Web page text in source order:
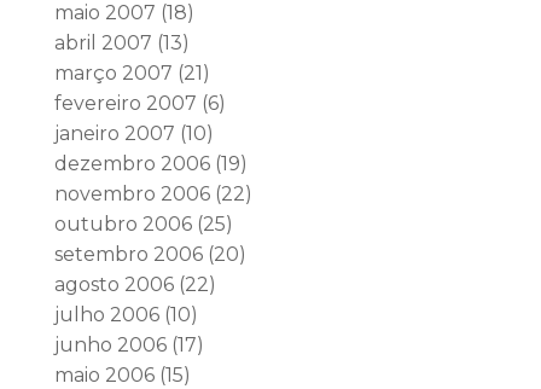
maio 2007 (18)
abril 2007 (13)
março 2007 (21)
fevereiro 2007 (6)
janeiro 2007 (10)
dezembro 2006(19)
novembro 2006(22)
outubro 2006(25)
setembro 2006(20)
agosto 2006(22)
julho 2006(10)
junho 2006(17)
maio 2006(15)